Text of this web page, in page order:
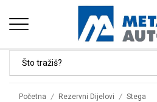
Početna / Rezervni Dijelovi / Stega